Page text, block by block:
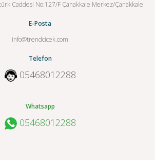
Caddesi No:127/F Çanakkale Merkez/Çanakkale
E-Posta
info@trendcicek.com
Telefon
05468012288
Whatsapp
05468012288